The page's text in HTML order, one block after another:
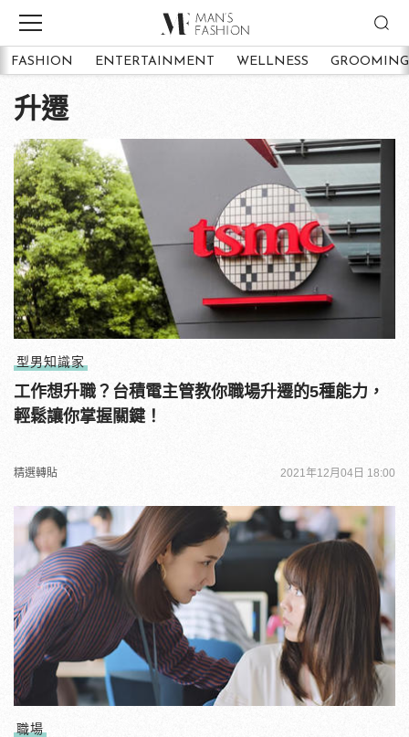
FASHION ENTERTAINMENT WELLNESS GROOMING
升遷
型男知識家
工作想升職？台積電主管教你職場升遷的5種能力，
輕鬆讓你掌握關鍵！
精選轉貼 2021年12月04日 18:00
職場